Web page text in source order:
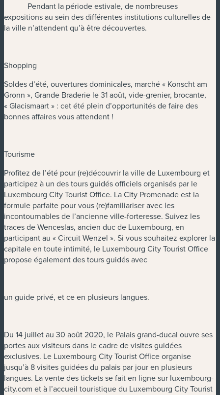
Pendant la période estivale, de nombreuses
expositions au sein des différentes institutions culturelles de
la ville n’attendent qu’à être découvertes.
Shopping
Soldes d’été, ouvertures dominicales, marché « Konscht am
Gronn », Grande Braderie le 31 août, vide-grenier, brocante,
« Glacismaart » : cet été plein d’opportunités de faire des
bonnes affaires vous attendent !
Tourisme
Profitez de l’été pour (re)découvrir la ville de Luxembourg et
participez à un des tours guidés officiels organisés par le
Luxembourg City Tourist Office. La City Promenade est la
formule parfaite pour vous (re)familiariser avec les
incontournables de l’ancienne ville-forteresse. Suivez les
traces de Wenceslas, ancien duc de Luxembourg, en
participant au « Circuit Wenzel ». Si vous souhaitez explorer la
capitale en toute intimité, le Luxembourg City Tourist Office
propose également des tours guidés avec
un guide privé, et ce en plusieurs langues.
Du 14 juillet au 30 août 2020, le Palais grand-ducal ouvre ses
portes aux visiteurs dans le cadre de visites guidées
exclusives. Le Luxembourg City Tourist Office organise
jusqu’à 8 visites guidées du palais par jour en plusieurs
langues. La vente des tickets se fait en ligne sur luxembourg-
city.com et à l’accueil touristique du Luxembourg City Tourist